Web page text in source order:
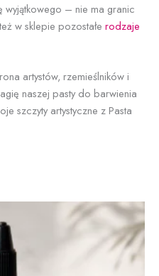
– nie ma granic
w sklepie pozostałe rodzaje
artystów, rzemieślników i
naszej pasty do barwienia
szczyty artystyczne z Pasta